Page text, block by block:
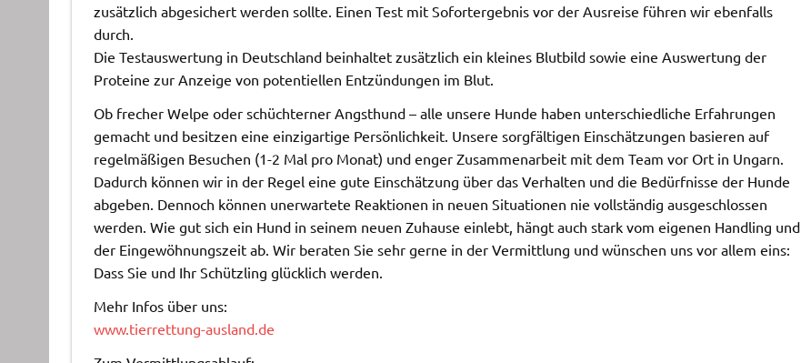
zusätzlich abgesichert werden sollte. Einen Test mit Sofortergebnis vor der Ausreise führen wir ebenfalls
durch.
Die Testauswertung in Deutschland beinhaltet zusätzlich ein kleines Blutbild sowie eine Auswertung der
Proteine zur Anzeige von potentiellen Entzündungen im Blut.
Ob frecher Welpe oder schüchterner Angsthund – alle unsere Hunde haben unterschiedliche Erfahrungen
gemacht und besitzen eine einzigartige Persönlichkeit. Unsere sorgfältigen Einschätzungen basieren auf
regelmäßigen Besuchen (1-2 Mal pro Monat) und enger Zusammenarbeit mit dem Team vor Ort in Ungarn.
Dadurch können wir in der Regel eine gute Einschätzung über das Verhalten und die Bedürfnisse der Hunde
abgeben. Dennoch können unerwartete Reaktionen in neuen Situationen nie vollständig ausgeschlossen
werden. Wie gut sich ein Hund in seinem neuen Zuhause einlebt, hängt auch stark vom eigenen Handling und
der Eingewöhnungszeit ab. Wir beraten Sie sehr gerne in der Vermittlung und wünschen uns vor allem eins:
Dass Sie und Ihr Schützling glücklich werden.
Mehr Infos über uns:
www.tierrettung-ausland.de